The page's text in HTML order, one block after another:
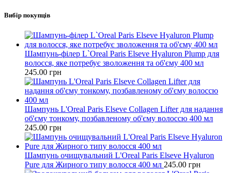
Вибір покупців
Шампунь-філер L`Oreal Paris Elseve Hyaluron Plump для
волосся, яке потребує зволоження та об'єму 400 мл
245.00 грн
Шампунь L'Oreal Paris Elseve Collagen Lifter для надання
об'єму тонкому, позбавленому об'єму волоссю 400 мл
245.00 грн
Шампунь очищувальний L'Oreal Paris Elseve Hyaluron
Pure для Жирного типу волосся 400 мл 245.00 грн